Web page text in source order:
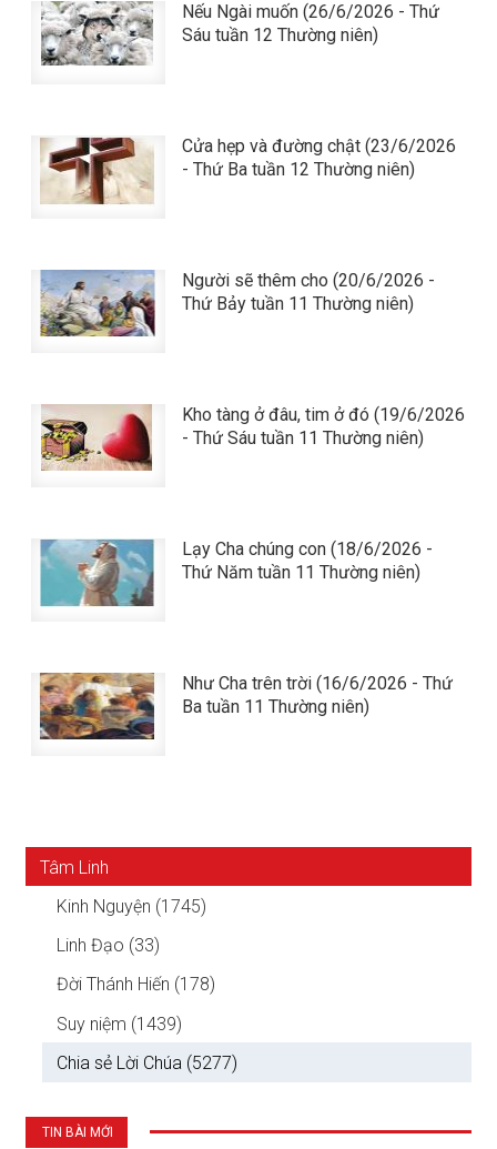
Nếu Ngài muốn (26/6/2026 - Thứ
Sáu tuần 12 Thường niên)
Cửa hẹp và đường chật (23/6/2026
- Thứ Ba tuần 12 Thường niên)
Người sẽ thêm cho (20/6/2026 -
Thứ Bảy tuần 11 Thường niên)
Kho tàng ở đâu, tim ở đó (19/6/2026
- Thứ Sáu tuần 11 Thường niên)
Lạy Cha chúng con (18/6/2026 -
Thứ Năm tuần 11 Thường niên)
Như Cha trên trời (16/6/2026 - Thứ
Ba tuần 11 Thường niên)
Tâm Linh
Kinh Nguyện (1745)
Linh Đạo (33)
Đời Thánh Hiến (178)
Suy niệm (1439)
Chia sẻ Lời Chúa (5277)
TIN BÀI MỚI